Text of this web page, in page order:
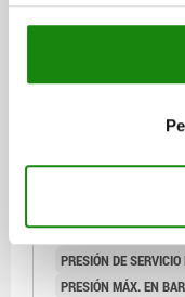
FORMA:A,
PAR DE
PAR DE RETENCIÓN
PRESIÓN DE
PRESIÓN MÁX. EN